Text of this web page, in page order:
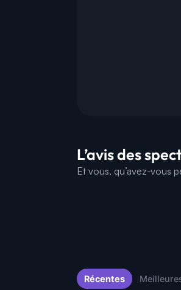
L’avis des
Et vous, qu’avez-vous
Récentes